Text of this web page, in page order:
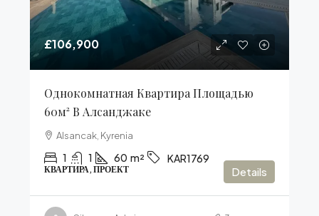
£106,900
Однокомнатная Квартира Площадью
60м² В Алсанджаке
Alsancak, Kyrenia
1 1 60 m² KAR1769
КВАРТИРА, ПРОЕКТ Details